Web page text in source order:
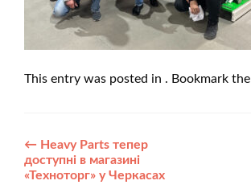
This entry was posted in . Bookmark the
Post
navigation
← Heavy Parts тепер
доступні в магазині
«Техноторг» у Черкасах